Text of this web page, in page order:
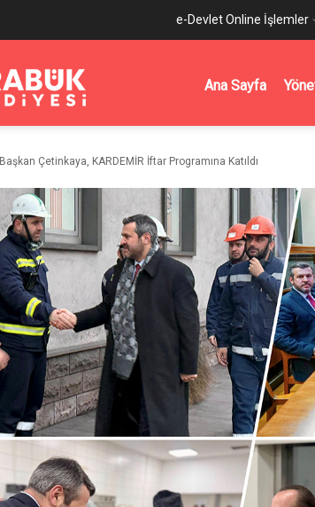
e-Devlet Online İşlemler
Ana Sayfa
Başkan Çetinkaya, KARDEMİR İftar Programına Katıldı